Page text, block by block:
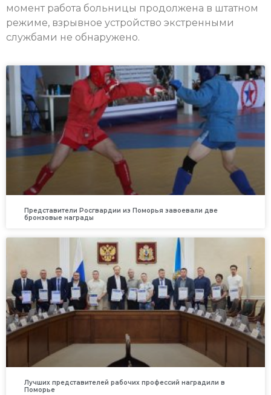
момент работа больницы продолжена в штатном
режиме, взрывное устройство экстренными
службами не обнаружено.
Представители Росгвардии из Поморья завоевали две
бронзовые награды
Лучших представителей рабочих профессий наградили в
Поморье